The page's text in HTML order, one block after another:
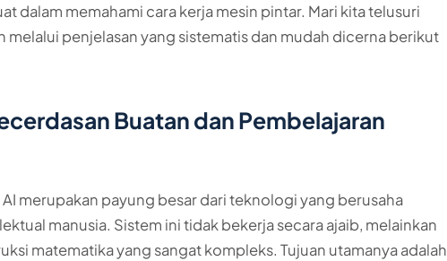
dalam memahami cara kerja mesin pintar. Mari kita telusuri
melalui penjelasan yang sistematis dan mudah dicerna berikut
Buatan dan Pembelajaran
merupakan payung besar dari teknologi yang berusaha
manusia. Sistem ini tidak bekerja secara ajaib, melainkan
matematika yang sangat kompleks. Tujuan utamanya adalah